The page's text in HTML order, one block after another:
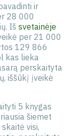
ir
28 000
Iš svetainėje
per 21 000
129 866
kas lieka
perskaityta
iššūkį įveikė
5 knygas
šiemet
visi,